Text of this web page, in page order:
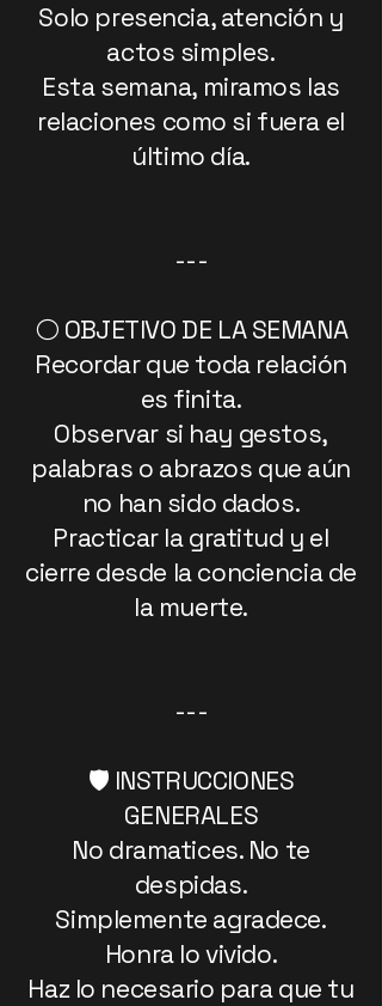
Solo presencia, atención y
actos simples.
Esta semana, miramos las
relaciones como si fuera el
último día.
---
⚪ OBJETIVO DE LA SEMANA
Recordar que toda relación
es finita.
Observar si hay gestos,
palabras o abrazos que aún
no han sido dados.
Practicar la gratitud y el
cierre desde la conciencia de
la muerte.
---
🛡️ INSTRUCCIONES
GENERALES
No dramatices. No te
despidas.
Simplemente agradece.
Honra lo vivido.
Haz lo necesario para que tu